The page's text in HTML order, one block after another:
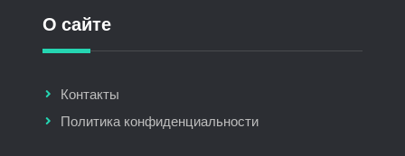
О сайте
Контакты
Политика конфиденциальности